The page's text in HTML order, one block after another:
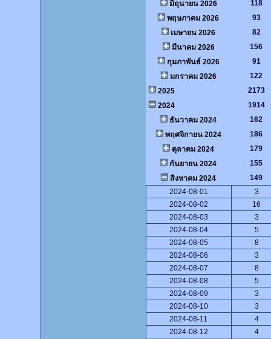
มิถุนายน 2026
118
พฤษภาคม 2026
93
เมษายน 2026
82
มีนาคม 2026
156
กุมภาพันธ์ 2026
91
มกราคม 2026
122
2025
2173
2024
1914
ธันวาคม 2024
162
พฤศจิกายน 2024
186
ตุลาคม 2024
179
กันยายน 2024
155
สิงหาคม 2024
149
2024-08-01
3
2024-08-02
16
2024-08-03
3
2024-08-04
5
2024-08-05
8
2024-08-06
3
2024-08-07
8
2024-08-08
5
2024-08-09
3
2024-08-10
3
2024-08-11
4
2024-08-12
4